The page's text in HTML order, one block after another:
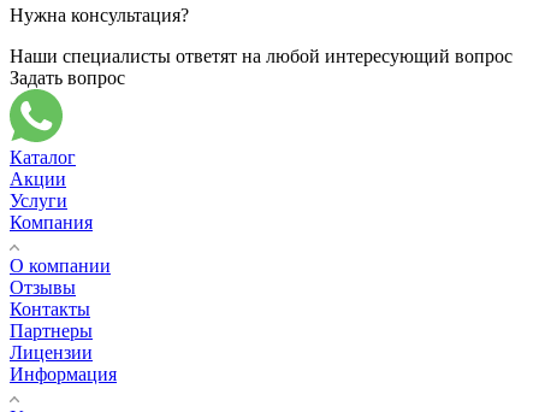
Нужна консультация?
Наши специалисты ответят на любой интересующий вопрос
Задать вопрос
Каталог
Акции
Услуги
Компания
О компании
Отзывы
Контакты
Партнеры
Лицензии
Информация